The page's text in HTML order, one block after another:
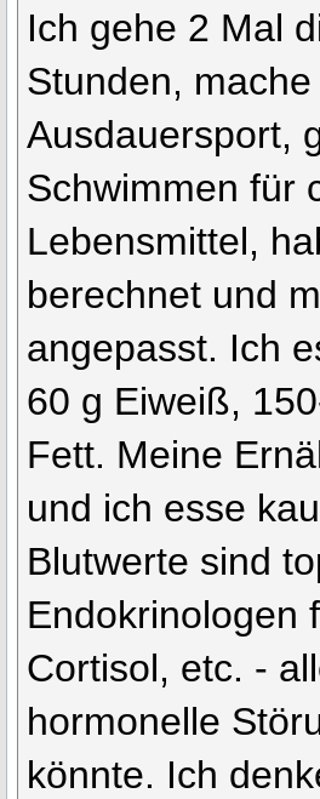
Ich gehe 2 Mal
Stunden,
Ausdauersport,
Schwimmen für
Lebensmittel,
berechnet und
angepasst. Ich
60 g Eiweiß,
Fett. Meine
und ich esse
Blutwerte sind
Endokrinologen
Cortisol, etc. -
hormonelle
könnte. Ich